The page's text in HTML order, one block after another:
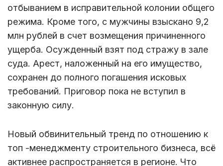
отбыванием в исправительной колонии общего
режима. Кроме того, с мужчины взыскано 9,2
млн рублей в счет возмещения причиненного
ущерба. Осужденный взят под стражу в зале
суда. Арест, наложенный на его имущество,
сохранен до полного погашения исковых
требований. Приговор пока не вступил в
законную силу.
Новый обвинительный тренд по отношению к
топ -менеджменту строительного бизнеса, всё
активнее распространяется в регионе. Что